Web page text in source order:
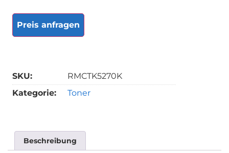
Preis anfragen
SKU:
RMCTK5270K
Kategorie:
Toner
Beschreibung